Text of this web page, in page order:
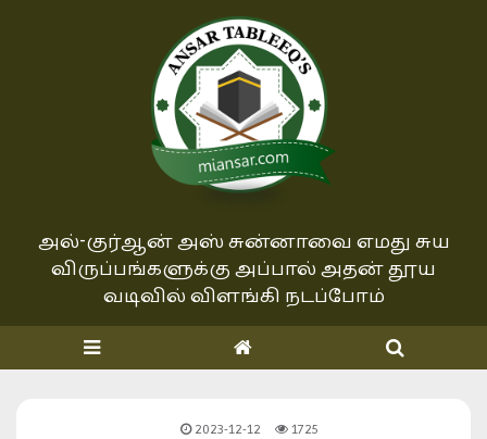
அல்-குர்ஆன் அஸ் சுன்னாவை எமது சுய
விருப்பங்களுக்கு அப்பால் அதன் தூய
வடிவில் விளங்கி நடப்போம்
2023-12-12 1725